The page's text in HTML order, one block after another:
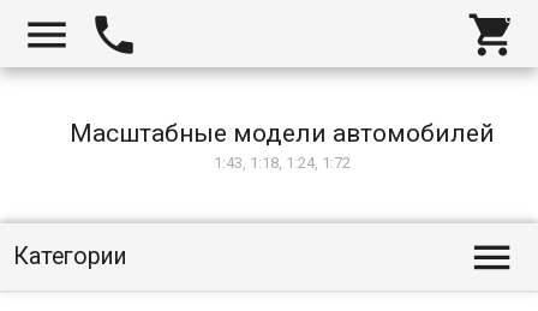
  
Масштабные модели автомобилей
1:43, 1:18, 1:24, 1:72
Категории 